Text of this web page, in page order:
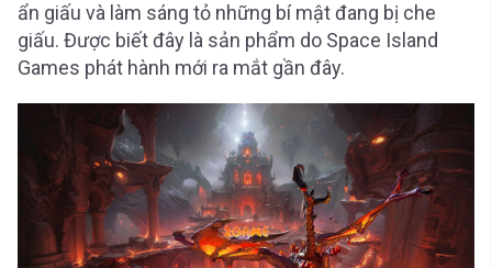
ẩn giấu và làm sáng tỏ những bí mật đang bị che
giấu. Được biết đây là sản phẩm do Space Island
Games phát hành mới ra mắt gần đây.